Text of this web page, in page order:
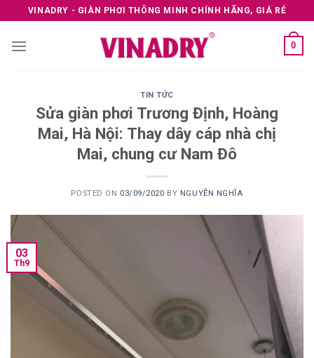
to
content
VINADRY - GIÀN PHƠI THÔNG MINH CHÍNH HÃNG, GIÁ RẺ
0
TIN TỨC
Sửa giàn phơi Trương Định, Hoàng
Mai, Hà Nội: Thay dây cáp nhà chị
Mai, chung cư Nam Đô
POSTED ON 03/09/2020 BY NGUYỄN NGHĨA
03
Th9